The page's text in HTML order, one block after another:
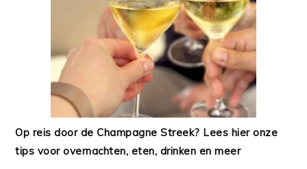
Op reis door de Champagne Streek? Lees hier onze
tips voor overnachten, eten, drinken en meer